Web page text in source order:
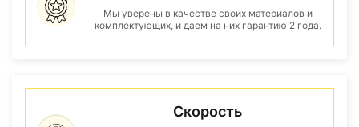
Мы уверены в качестве своих материалов и
комплектующих, и даем на них гарантию 2 года.
Скорость